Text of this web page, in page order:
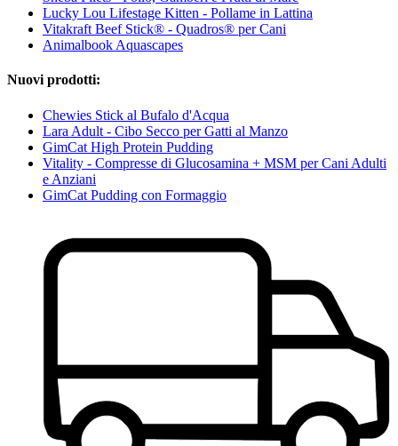
Lucky Lou Lifestage Kitten - Pollame in Lattina
Vitakraft Beef Stick® - Quadros® per Cani
Animalbook Aquascapes
Nuovi prodotti:
Chewies Stick al Bufalo d'Acqua
Lara Adult - Cibo Secco per Gatti al Manzo
GimCat High Protein Pudding
Vitality - Compresse di Glucosamina + MSM per Cani Adulti
e Anziani
GimCat Pudding con Formaggio